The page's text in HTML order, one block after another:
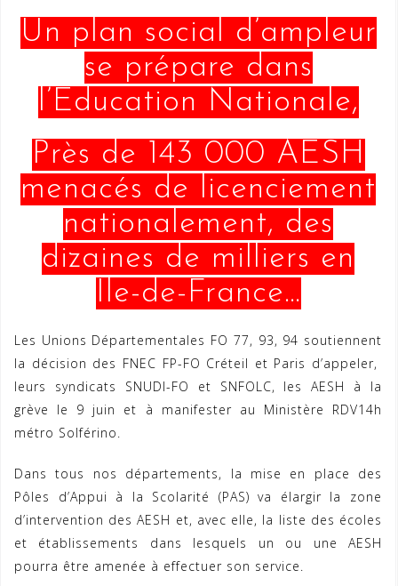
Un plan social d’ampleur
se prépare dans
l’Education Nationale,
Près de 143 000 AESH
menacés de licenciement
nationalement, des
dizaines de milliers en
Ile-de-France…
Les Unions Départementales FO 77, 93, 94 soutiennent
la décision des FNEC FP-FO Créteil et Paris d’appeler,
leurs syndicats SNUDI-FO et SNFOLC, les AESH à la
grève le 9 juin et à manifester au Ministère RDV14h
métro Solférino.
Dans tous nos départements, la mise en place des
Pôles d’Appui à la Scolarité (PAS) va élargir la zone
d’intervention des AESH et, avec elle, la liste des écoles
et établissements dans lesquels un ou une AESH
pourra être amenée à effectuer son service.